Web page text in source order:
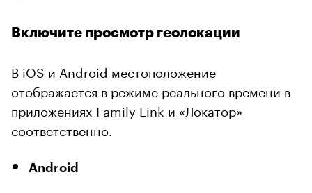
Включите просмотр геолокации
В iOS и Android местоположение
отображается в режиме реального времени в
приложениях Family Link и «Локатор»
соответственно.
Android